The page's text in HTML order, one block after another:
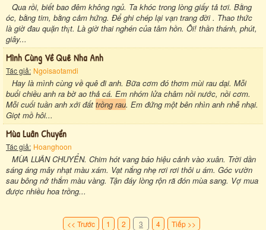
Qua rồi, biết bao đêm không ngủ. Ta khóc trong lòng giấy tả tơi. Bằng
óc, bằng tim, bằng cảm hứng. Để ghi chép lại vạn trang đời . Thao thức
là giờ đau quặn th¡t. Là giờ thai nghén của tâm hồn. Ôi! thần thánh, phút,
giây...
Mình Cùng Về Quê Nha Anh
Tác giả: Ngoisaotamdi
Hay là mình cùng về quê đi anh. Bữa cơm đó thơm mùi rau dại. Mỗi
buổi chiều anh ra bờ ao thả cá. Em nhóm lửa châm nồi nước, nồi cơm.
Mỗi cuối tuần anh xới đất trồng rau. Em đứng một bên nhìn anh nhễ nhại.
Giọt mồ hôi...
Mùa Luân Chuyển
Tác giả: Hoanghoon
MÙA LUÂN CHUYỂN. Chim hót vang báo hiệu cảnh vào xuân. Trời dần
sáng áng mây nhạt màu xám. Vạt nắng nhẹ rơi rơi thôi u ám. Góc vườn
sau bông nở thắm màu vàng. Tận đáy lòng rộn rã đón mùa sang. Vợ mua
được nhiều hoa trồng...
<< Trước 1 2 3 4 Tiếp >>